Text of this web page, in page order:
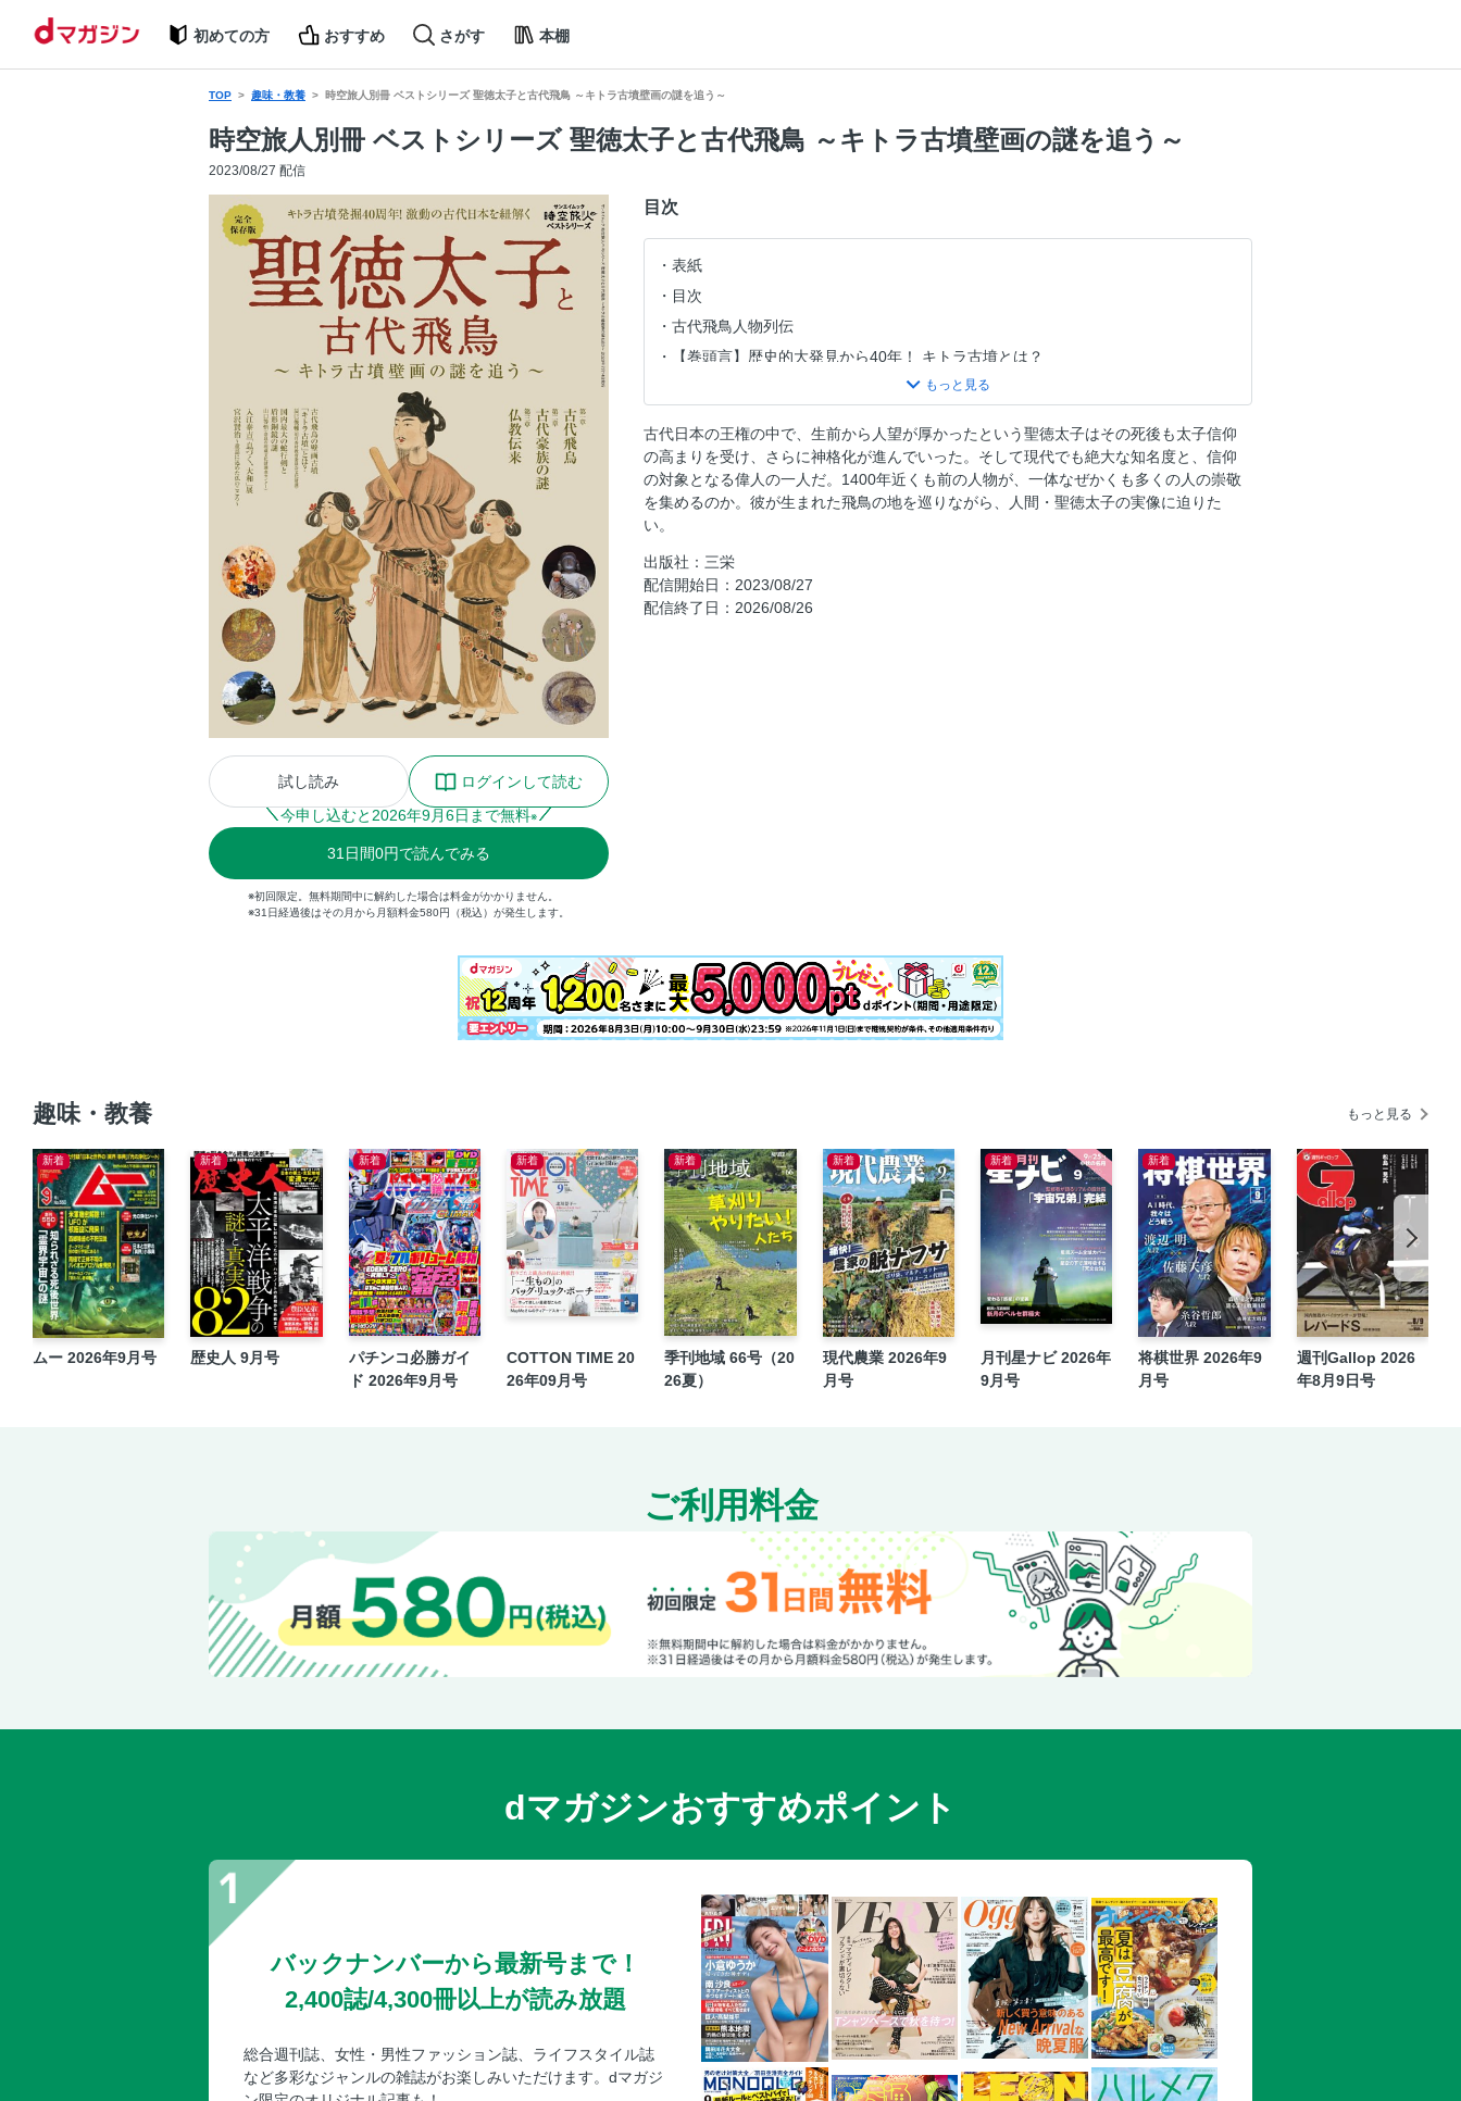
初めての方 おすすめ さがす 本棚
TOP 趣味・教養 時空旅人別冊 ベストシリーズ 聖徳太子と古代飛鳥 ～キトラ古墳壁画の謎を追う～
時空旅人別冊 ベストシリーズ 聖徳太子と古代飛鳥 ～キトラ古墳壁画の謎を追う～
2023/08/27 配信
試し読み
ログインして読む
今申し込むと 2026年9月6日まで無料※
31 日間0円で読んでみる
※初回限定。無料期間中に解約した場合は料金がかかりません。
※31日経過後はその月から月額料金580円（税込）が発生します。
目次
表紙
目次
古代飛鳥人物列伝
【巻頭言】歴史的大発見から40年！ キトラ古墳とは？
column いろいろな太子像
第一章 大和王権を巡る争乱 古代飛鳥
古代飛鳥歴史紀行1 宣化天皇3年（538）─推古天皇17年（609） 1400年、鎮座し
古代飛鳥歴史紀行2 敏達天皇元年（572）─敏達天皇3年（574） 用明天皇の皇子
として 厩戸皇子、飛鳥の地に誕生す
column 廃仏派・物部氏×崇仏派・蘇我氏
豪族とは何か？
代々大臣を輩出した最強豪族 蘇我氏
大王家に代々仕えた軍事豪族 物部氏
排仏崇仏論争の実態に迫る『日本書紀』から読み解く 飛鳥仏教の真実
聖徳太子と仏教美術の出会い
太子の思いは現代へと受け継がれる宮沢賢治 ─童話に込めた仏のこころ─
【特別寄稿】富雄丸山古墳から令和の大発見 国内最大の蛇行剣と盾形銅鏡の謎
column 愉快な埴輪と博物館
時空旅人SELECT SHOP
まんが日本昔ばなし 語り継ぎたい、日本のこころ 告知
奥付
古代日本の王権の中で、生前から人望が厚かったという聖徳太子はその死後も太子信仰
の高まりを受け、さらに神格化が進んでいった。そして現代でも絶大な知名度と、信仰
の対象となる偉人の一人だ。1400年近くも前の人物が、一体なぜかくも多くの人の崇敬
を集めるのか。彼が生まれた飛鳥の地を巡りながら、人間・聖徳太子の実像に迫りた
い。
出版社：三栄
配信開始日：2023/08/27
配信終了日：2026/08/26
趣味・教養 もっと見る
新着
ムー 2026年9月号
新着
歴史人 9月号
新着
パチンコ必勝ガイ
ド 2026年9月号
新着
COTTON TIME 20
26年09月号
新着
季刊地域 66号（20
26夏）
新着
現代農業 2026年9
月号
新着
月刊星ナビ 2026年
9月号
新着
将棋世界 2026年9
月号
週刊Gallop 2026
年8月9日号
ご利用料金
dマガジンおすすめポイント
バックナンバーから最新号まで！
2,400誌/4,300冊以上が読み放題
総合週刊誌、女性・男性ファッション誌、ライフスタイル誌
など多彩なジャンルの雑誌がお楽しみいただけます。dマガジ